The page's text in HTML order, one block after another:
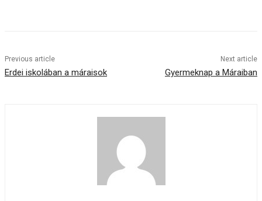
Previous article
Erdei iskolában a máraisok
Next article
Gyermeknap a Máraiban